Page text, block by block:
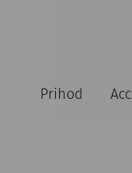
Prihod